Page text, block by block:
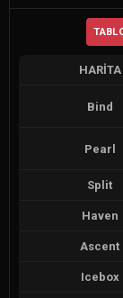
HARITA
Bind
Pearl
Split
Haven
Ascent
Icebox